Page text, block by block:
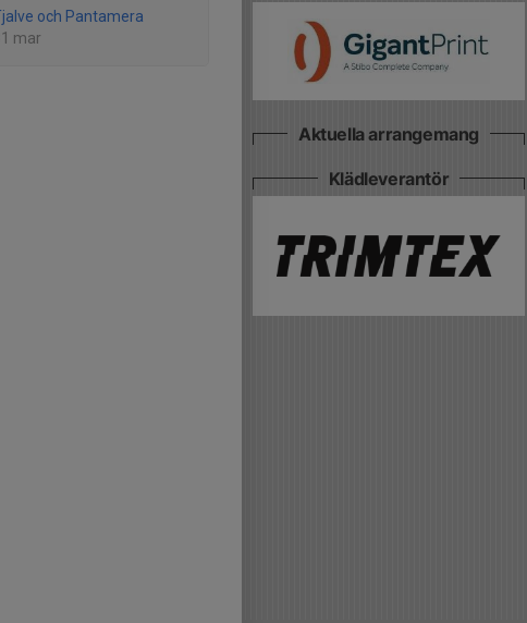
och Pantamera
mar
Aktuella arrangemang
Klädleverantör